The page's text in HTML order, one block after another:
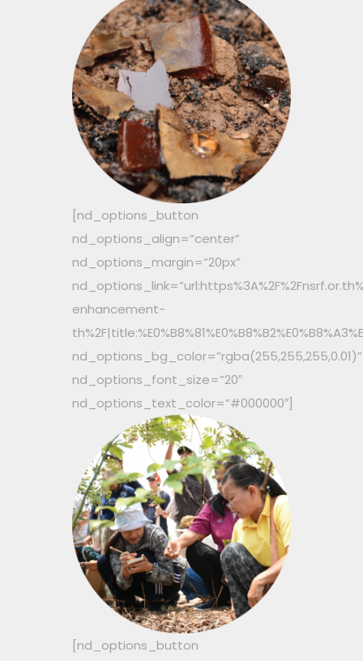
[nd_options_button
nd_options_align=”center”
nd_options_margin=”20px”
enhancement-
nd_options_bg_color=”rgba(255,255,255,0.01)”
nd_options_font_size=”20″
nd_options_text_color=”#000000″]
[nd_options_button